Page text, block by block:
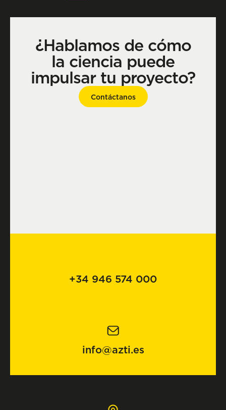
¿Hablamos de cómo
la ciencia puede
impulsar tu proyecto?
Contáctanos
+34 946 574 000
info@azti.es